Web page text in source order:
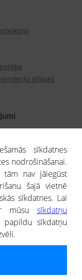
atlases
raksturs, un tai nav
sīkdatnes
nodrošināšanai.
tām nav jāiegūst
šajā vietnē
sīkdatnes. Lai
mūsu sīkdatņu
sīkdatņu